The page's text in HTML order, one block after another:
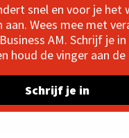
snel en voor je het
Wees mee met
AM. Schrijf je
houd de vinger aan de
Schrijf je in